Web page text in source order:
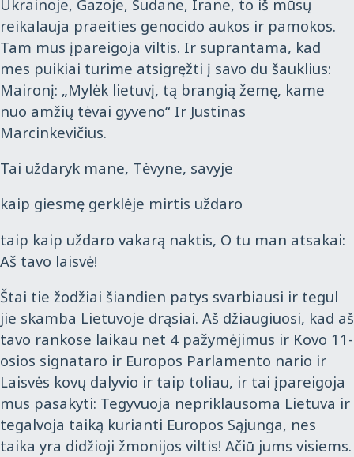
Ukrainoje, Gazoje, Sudane, Irane, to iš mūsų
reikalauja praeities genocido aukos ir pamokos.
Tam mus įpareigoja viltis. Ir suprantama, kad
mes puikiai turime atsigręžti į savo du šauklius:
Maironį: „Mylėk lietuvį, tą brangią žemę, kame
nuo amžių tėvai gyveno“ Ir Justinas
Marcinkevičius.
Tai uždaryk mane, Tėvyne, savyje
kaip giesmę gerklėje mirtis uždaro
taip kaip uždaro vakarą naktis, O tu man atsakai:
Aš tavo laisvė!
Štai tie žodžiai šiandien patys svarbiausi ir tegul
jie skamba Lietuvoje drąsiai. Aš džiaugiuosi, kad aš
tavo rankose laikau net 4 pažymėjimus ir Kovo 11-
osios signataro ir Europos Parlamento nario ir
Laisvės kovų dalyvio ir taip toliau, ir tai įpareigoja
mus pasakyti: Tegyvuoja nepriklausoma Lietuva ir
tegalvoja taiką kurianti Europos Sąjunga, nes
taika yra didžioji žmonijos viltis! Ačiū jums visiems.